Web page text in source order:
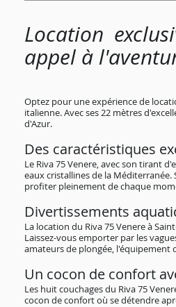
Location
appel à
Optez pour une expérience de
italienne. Avec ses 22 mètres
d'Azur.
Des caractéristiques
Le Riva 75 Venere, avec son tirant
eaux cristallines de la
profiter pleinement de chaque
Divertissements
La location du Riva 75 Venere à
Laissez-vous emporter par les
amateurs de plongée, l'équipement
Un cocon de confort
Les huit couchages du Riva 75
cocon de confort où se détendre